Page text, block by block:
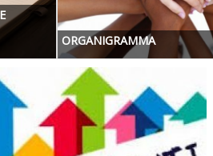
ORGANIGRAMMA